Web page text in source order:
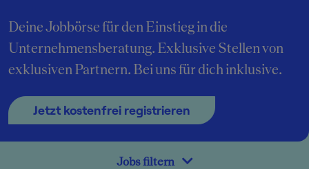
Deine Jobbörse für den Einstieg in die
Unternehmensberatung. Exklusive Stellen von
exklusiven Partnern. Bei uns für dich inklusive.
Jetzt kostenfrei registrieren
Jobs filtern